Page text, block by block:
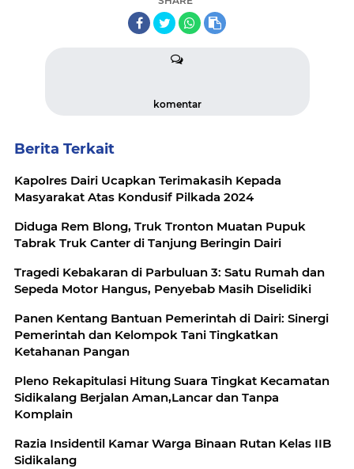
komentar
Berita Terkait
Kapolres Dairi Ucapkan Terimakasih Kepada
Masyarakat Atas Kondusif Pilkada 2024
Diduga Rem Blong, Truk Tronton Muatan Pupuk
Tabrak Truk Canter di Tanjung Beringin Dairi
Tragedi Kebakaran di Parbuluan 3: Satu Rumah dan
Sepeda Motor Hangus, Penyebab Masih Diselidiki
Panen Kentang Bantuan Pemerintah di Dairi: Sinergi
Pemerintah dan Kelompok Tani Tingkatkan
Ketahanan Pangan
Pleno Rekapitulasi Hitung Suara Tingkat Kecamatan
Sidikalang Berjalan Aman,Lancar dan Tanpa
Komplain
Razia Insidentil Kamar Warga Binaan Rutan Kelas IIB
Sidikalang